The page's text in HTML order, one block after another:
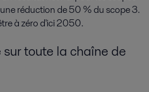
réduction de 50 % du scope 3.
à zéro d'ici 2050.
toute la chaîne de